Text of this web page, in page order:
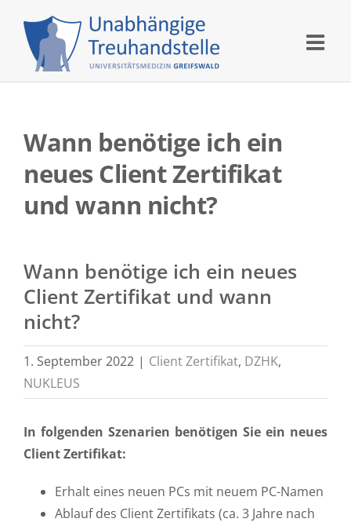
content
Wann benötige ich ein
neues Client Zertifikat
und wann nicht?
Wann benötige ich ein neues
Client Zertifikat und wann
nicht?
1. September 2022 | Client Zertifikat, DZHK,
NUKLEUS
In folgenden Szenarien benötigen Sie ein neues
Client Zertifikat:
Erhalt eines neuen PCs mit neuem PC-Namen
Ablauf des Client Zertifikats (ca. 3 Jahre nach